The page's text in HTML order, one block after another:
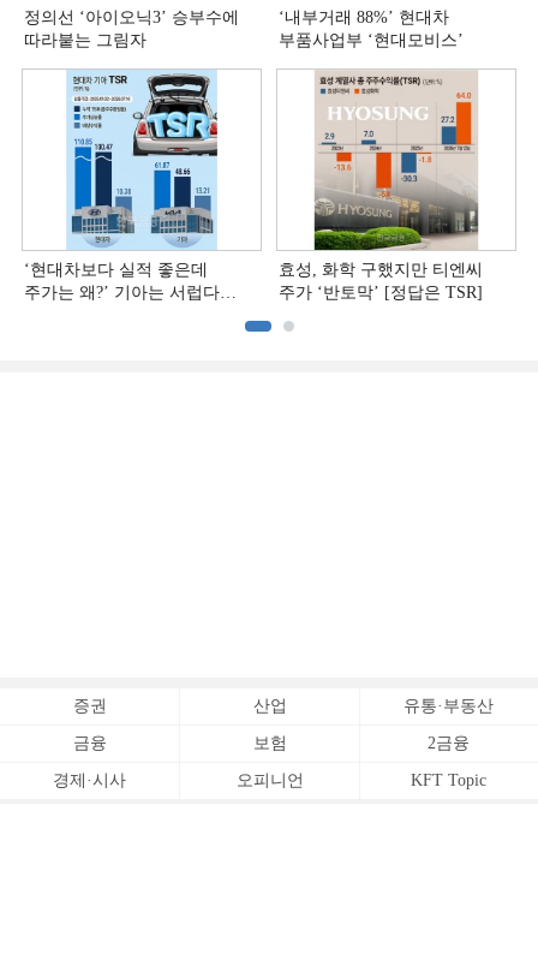
정의선 ‘아이오닉3ʼ 승부수에
따라붙는 그림자
‘내부거래 88%ʼ 현대차
부품사업부 ‘현대모비스ʼ
‘현대차보다 실적 좋은데
주가는 왜?ʼ 기아는 서럽다
효성, 화학 구했지만 티엔씨
주가 ‘반토막’ [정답은 TSR]
증권 산업 유통·부동산
금융 보험 2금융
경제·시사 오피니언 KFT Topic